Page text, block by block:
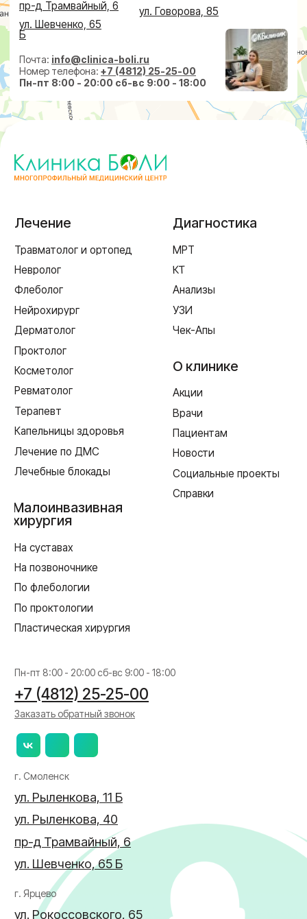
+7 (4812) 25-25-00
Заказать обратный звонок
г. Смоленск
ул. Говорова, 85
пр-д Трамвайный, 6
ул. Шевченко, 65 Б
ИМЕЮТСЯ ПРОТИВОПОКАЗАНИЯ,
Лицензия Л041-01128-67/00331765 от 28.05.2019 г. и Л041-
Смоленской области по здравоохранению
Создание сайта
Реквизиты
Политика в отношении обработки персональных данных
Пн-пт 8:00 - 20:00 сб-вс 9:00 - 18:00
Пластическая хирургия